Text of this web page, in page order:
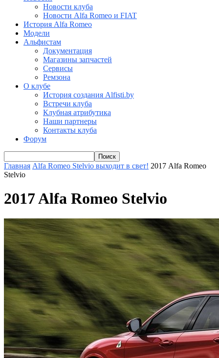
Новости клуба
Новости Alfa Romeo и FIAT
История Alfa Romeo
Модели
Альфистам
Документация
Магазины запчастей
Сервисы
Ремзона
О клубе
История создания Alfisti.by
Встречи клуба
Клубная атрибутика
Наши партнеры
Контакты клуба
Форум
Главная Alfa Romeo Stelvio выходит в свет! 2017 Alfa Romeo
Stelvio
2017 Alfa Romeo Stelvio